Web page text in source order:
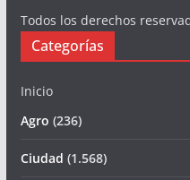
Todos los derechos
Categorías
Inicio
Agro (236)
Ciudad (1.568)